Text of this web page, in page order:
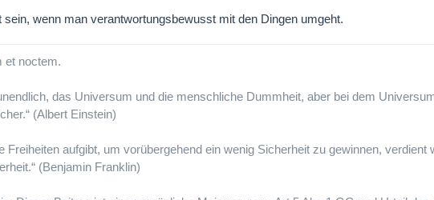
wenn man verantwortungsbewusst mit den Dingen umgeht.
et noctem.
das Universum und die menschliche Dummheit, aber bei dem
(Albert Einstein)
Freiheiten aufgibt, um vorübergehend ein wenig Sicherheit zu gewinnen, verdient
(Benjamin Franklin)